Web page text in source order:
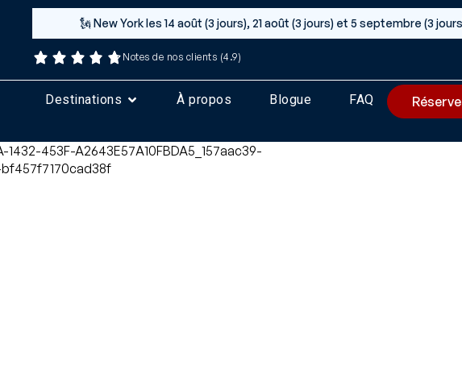
🗽 New York les 14 août (3 jours), 21 août (3 jours) et 5 septembre (3
Notes de nos clients (4.9)
Destinations À propos Blogue FAQ